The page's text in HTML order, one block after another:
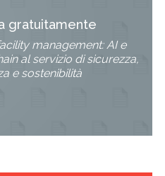
gratuitamente
management: AI e
al servizio di sicurezza,
e sostenibilità